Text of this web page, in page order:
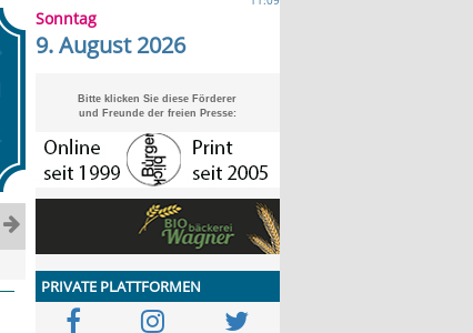
Sonntag
9. August 2026
Bitte klicken Sie diese Förderer
und Freunde der freien Presse:
PRIVATE PLATTFORMEN